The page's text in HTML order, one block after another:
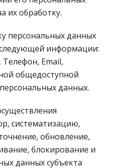
их обработку.
персональных данных
информации:
Email,
общедоступной
данных.
систематизацию,
обновление,
блокирование и
данных субъекта